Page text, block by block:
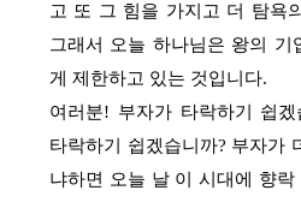
고 또 그 힘을 가지고 더 탐욕
그래서 오늘 하나님은 왕의 기
게 제한하고 있는 것입니다.
여러분! 부자가 타락하기 쉽
타락하기 쉽겠습니까? 부자가
냐하면 오늘 날 이 시대에 향락